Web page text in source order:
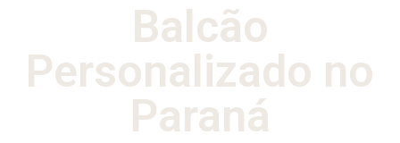
Balcão
Personalizado no
Paraná